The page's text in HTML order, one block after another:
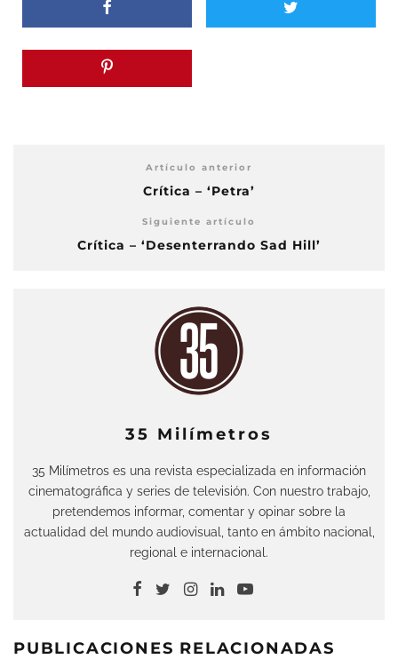
Artículo anterior
Crítica – ‘Petra’
Siguiente artículo
Crítica – ‘Desenterrando Sad Hill’
35 Milímetros
35 Milímetros es una revista especializada en información
cinematográfica y series de televisión. Con nuestro trabajo,
pretendemos informar, comentar y opinar sobre la
actualidad del mundo audiovisual, tanto en ámbito nacional,
regional e internacional.
PUBLICACIONES RELACIONADAS